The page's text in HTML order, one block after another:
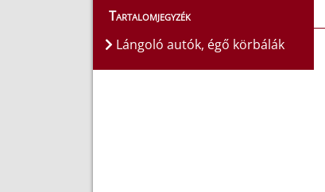
Tartalomjegyzék
Lángoló autók, égő körbálák